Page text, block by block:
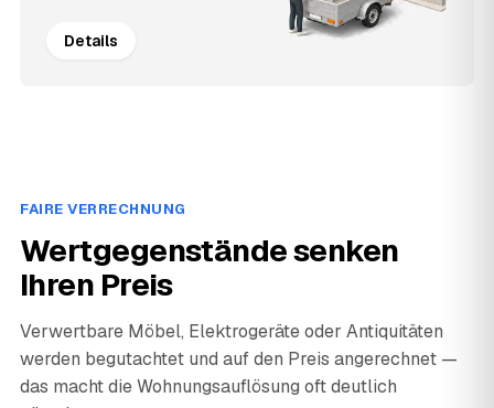
Details
FAIRE VERRECHNUNG
Wertgegenstände senken
Ihren Preis
Verwertbare Möbel, Elektrogeräte oder Antiquitäten
werden begutachtet und auf den Preis angerechnet —
das macht die Wohnungsauflösung oft deutlich